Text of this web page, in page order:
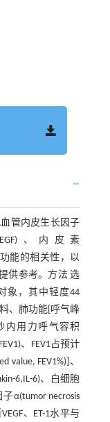
管内皮生长因子
、内皮素
能的相关性，以
供参考。方法 选
象，其中轻度44
、肺功能[呼气峰
内用力呼气容积
、FEV1占预计
value, FEV1%)]、
6,IL-6)、白细胞
α(tumor necrosis
、ET-1水平与